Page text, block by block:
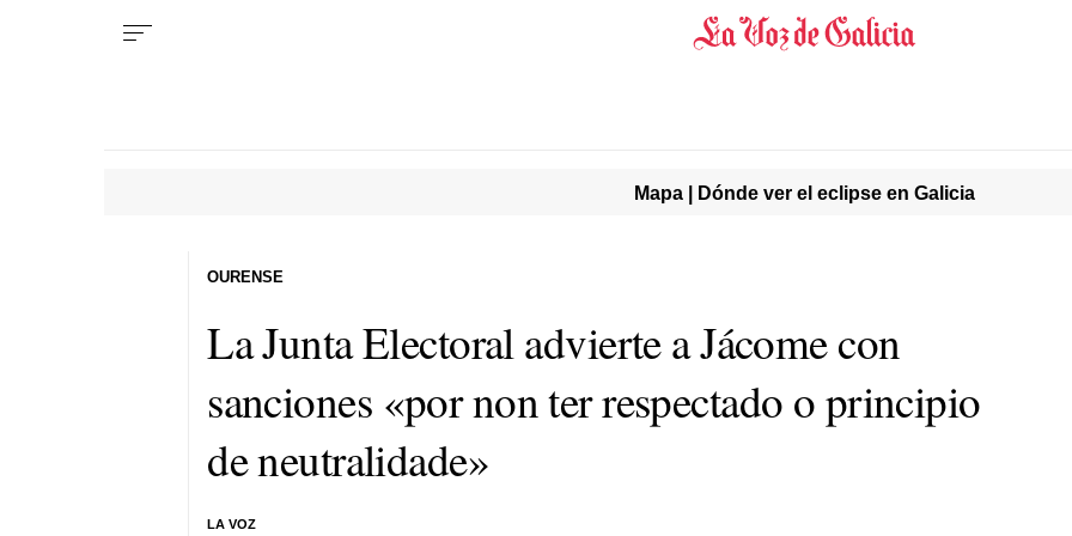
Mapa | Dónde ver el eclipse en Galicia
La Junta Electoral advierte a Jácome con
sanciones «por non ter respectado o principio
de neutralidade»
LA VOZ
OURENSE